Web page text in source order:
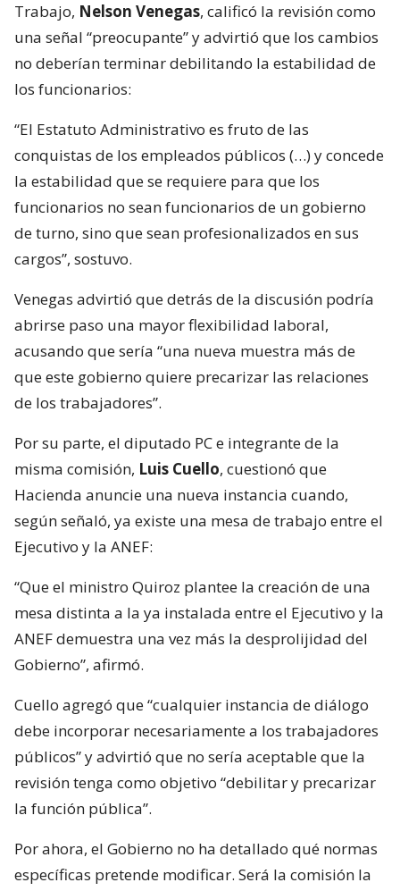
Trabajo, Nelson Venegas, calificó la revisión como
una señal “preocupante” y advirtió que los cambios
no deberían terminar debilitando la estabilidad de
los funcionarios:
“El Estatuto Administrativo es fruto de las
conquistas de los empleados públicos (…) y concede
la estabilidad que se requiere para que los
funcionarios no sean funcionarios de un gobierno
de turno, sino que sean profesionalizados en sus
cargos”, sostuvo.
Venegas advirtió que detrás de la discusión podría
abrirse paso una mayor flexibilidad laboral,
acusando que sería “una nueva muestra más de
que este gobierno quiere precarizar las relaciones
de los trabajadores”.
Por su parte, el diputado PC e integrante de la
misma comisión, Luis Cuello, cuestionó que
Hacienda anuncie una nueva instancia cuando,
según señaló, ya existe una mesa de trabajo entre el
Ejecutivo y la ANEF:
“Que el ministro Quiroz plantee la creación de una
mesa distinta a la ya instalada entre el Ejecutivo y la
ANEF demuestra una vez más la desprolijidad del
Gobierno”, afirmó.
Cuello agregó que “cualquier instancia de diálogo
debe incorporar necesariamente a los trabajadores
públicos” y advirtió que no sería aceptable que la
revisión tenga como objetivo “debilitar y precarizar
la función pública”.
Por ahora, el Gobierno no ha detallado qué normas
específicas pretende modificar. Será la comisión la